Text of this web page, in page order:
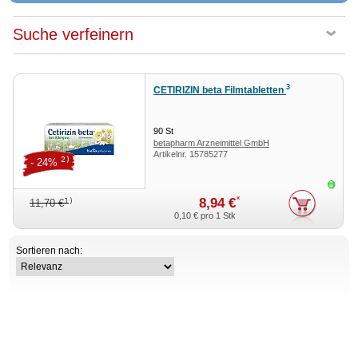
Suche verfeinern
CETIRIZIN beta Filmtabletten 3
90 St
betapharm Arzneimittel GmbH
Artikelnr. 15785277
11,70 €1) 8,94 €*
- 24%2)
0,10 €pro 1 Stk
Sortieren nach: